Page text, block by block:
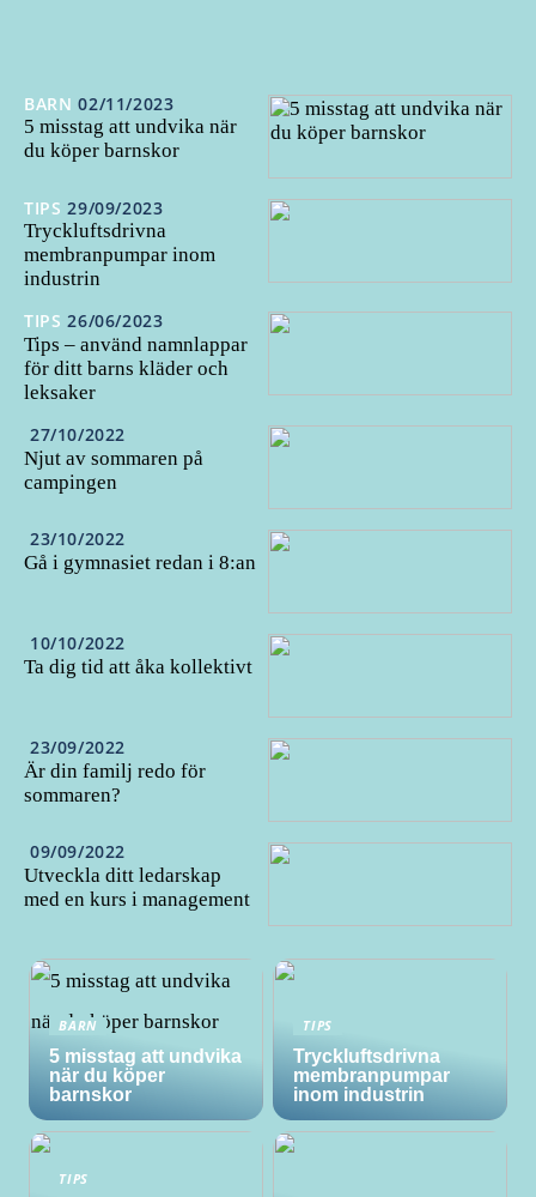
BARN 02/11/2023
5 misstag att undvika när
du köper barnskor
TIPS 29/09/2023
Tryckluftsdrivna
membranpumpar inom
industrin
TIPS 26/06/2023
Tips – använd namnlappar
för ditt barns kläder och
leksaker
27/10/2022
Njut av sommaren på
campingen
23/10/2022
Gå i gymnasiet redan i 8:an
10/10/2022
Ta dig tid att åka kollektivt
23/09/2022
Är din familj redo för
sommaren?
09/09/2022
Utveckla ditt ledarskap
med en kurs i management
BARN
5 misstag att undvika
när du köper
barnskor
TIPS
Tryckluftsdrivna
membranpumpar
inom industrin
TIPS